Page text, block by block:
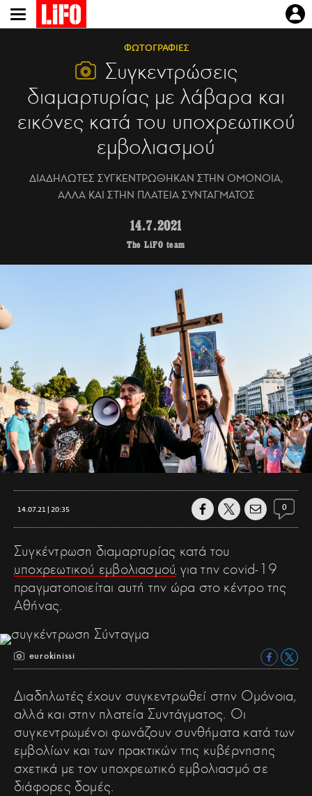
Παράκαμψη
προς
ΦΩΤΟΓΡΑΦΙΕΣ
Συγκεντρώσεις
διαμαρτυρίας με λάβαρα και
εικόνες κατά του υποχρεωτικού
εμβολιασμού
ΔΙΑΔΗΛΩΤΕΣ ΣΥΓΚΕΝΤΡΩΘΗΚΑΝ ΣΤΗΝ ΟΜΟΝΟΙΑ,
ΑΛΛΑ ΚΑΙ ΣΤΗΝ ΠΛΑΤΕΙΑ ΣΥΝΤΑΓΜΑΤΟΣ
14.7.2021
The LiFO team
14.07.21 | 20:35 0
Συγκέντρωση διαμαρτυρίας κατά του
υποχρεωτικού εμβολιασμού για την covid-19
πραγματοποιείται αυτή την ώρα στο κέντρο της
Αθήνας.
eurokinissi
Διαδηλωτές έχουν συγκεντρωθεί στην Ομόνοια,
αλλά και στην πλατεία Συντάγματος. Οι
συγκεντρωμένοι φωνάζουν συνθήματα κατά των
εμβολίων και των πρακτικών της κυβέρνησης
σχετικά με τον υποχρεωτικό εμβολιασμό σε
διάφορες δομές.